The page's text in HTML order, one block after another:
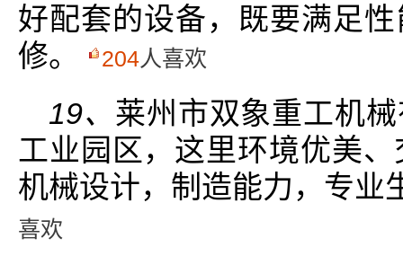
好配套的设备，既要满足
修。
204人喜欢
19、 莱州市双象重工机
工业园区，这里环境优美
机械设计，制造能力，专业
喜欢